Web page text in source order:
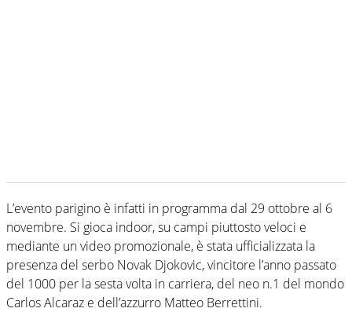
L’evento parigino è infatti in programma dal 29 ottobre al 6
novembre. Si gioca indoor, su campi piuttosto veloci e
mediante un video promozionale, è stata ufficializzata la
presenza del serbo Novak Djokovic, vincitore l’anno passato
del 1000 per la sesta volta in carriera, del neo n.1 del mondo
Carlos Alcaraz e dell’azzurro Matteo Berrettini.